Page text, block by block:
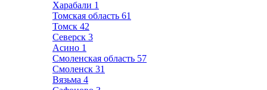
Харабали 1
Томская область 61
Томск 42
Северск 3
Асино 1
Смоленская область 57
Смоленск 31
Вязьма 4